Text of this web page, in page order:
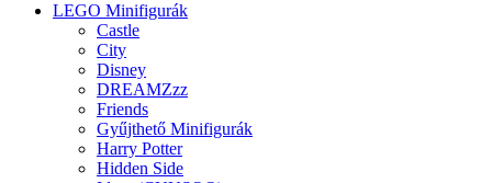
LEGO Minifigurák
Castle
City
Disney
DREAMZzz
Friends
Gyűjthető Minifigurák
Harry Potter
Hidden Side